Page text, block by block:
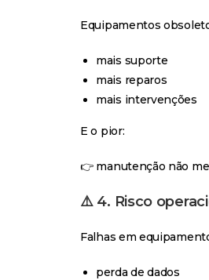
Equipamentos
mais suporte
mais reparos
mais intervenções
E o pior:
👉 manutenção não
⚠️ 4. Risco
Falhas em
perda de dados